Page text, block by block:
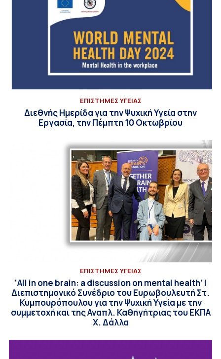
ΕΠΙΣΤΗΜΕΣ ΥΓΕΙΑΣ
Διεθνής Ημερίδα για την Ψυχική Υγεία στην
Εργασία, την Πέμπτη 10 Οκτωβρίου
ΕΠΙΣΤΗΜΕΣ ΥΓΕΙΑΣ
‘All in one brain: a discussion on mental health’ |
Διεπιστημονικό Συνέδριο του Ευρωβουλευτή Στ.
Κυμπουρόπουλου για την Ψυχική Υγεία με την
συμμετοχή και της Αναπλ. Καθηγήτριας του ΕΚΠΑ
Χ. Δάλλα